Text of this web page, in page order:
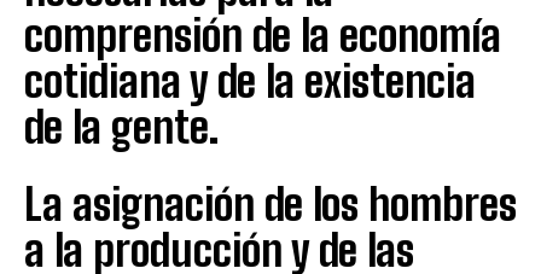
comprensión de la economía
cotidiana y de la existencia
de la gente.
La asignación de los hombres
a la producción y de las